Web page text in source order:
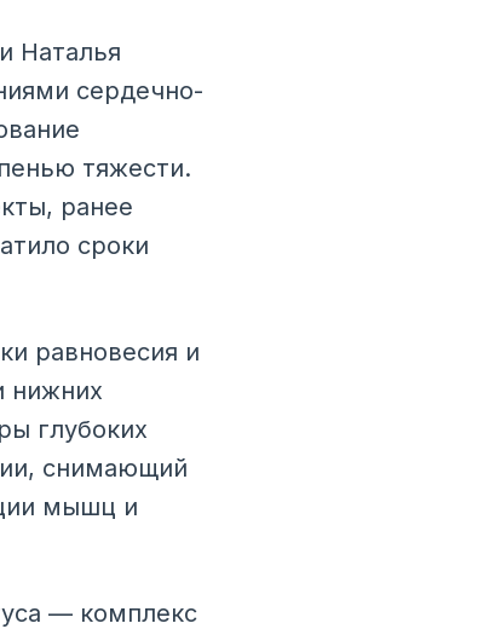
Наталья
сердечно-
тяжести.
ранее
сроки
равновесия и
нижних
глубоких
снимающий
мышц и
— комплекс